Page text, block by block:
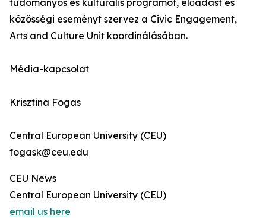
tudományos és kulturális programot, előadást és
közösségi eseményt szervez a Civic Engagement,
Arts and Culture Unit koordinálásában.
Média-kapcsolat
Krisztina Fogas
Central European University (CEU)
fogask@ceu.edu
CEU News
Central European University (CEU)
email us here